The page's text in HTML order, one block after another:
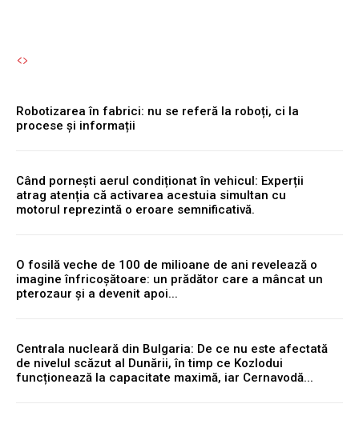
Robotizarea în fabrici: nu se referă la roboți, ci la
procese și informații
Când pornești aerul condiționat în vehicul: Experții
atrag atenția că activarea acestuia simultan cu
motorul reprezintă o eroare semnificativă.
O fosilă veche de 100 de milioane de ani revelează o
imagine înfricoșătoare: un prădător care a mâncat un
pterozaur și a devenit apoi...
Centrala nucleară din Bulgaria: De ce nu este afectată
de nivelul scăzut al Dunării, în timp ce Kozlodui
funcționează la capacitate maximă, iar Cernavodă...